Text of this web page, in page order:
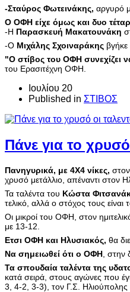
-Σταύρος Φωτεινάκης, αργυρό
Ο ΟΦΗ είχε όμως και δυο
-Η Παρασκευή Μακατουνάκη
-O Μιχάλης Σχοιναράκης
"Ο στίβος του ΟΦΗ συνεχίζει
του Ερασιτέχνη ΟΦΗ.
Ιουλίου 20
Published in ΣΤΙΒΟΣ
Πάνε για το
Πανηγυρικά, με 4Χ4 νίκες,
χρυσό μετάλλιο, απέναντι στον
Τα ταλέντα του Κώστα
τελικό, αλλά ο στόχος τους είναι
Οι μικροί του ΟΦΗ, στον
με 13-12.
Ετσι ΟΦΗ και Ηλυσιακός, θα
Να σημειωθεί ότι ο ΟΦΗ , στην
Τα σπουδαία ταλέντα της
κατά σειρά, στους αγώνες που
3, 4-2, 3-3), τον Γ.Σ.